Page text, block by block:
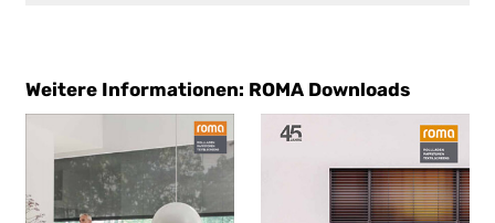
Weitere Informationen: ROMA Downloads